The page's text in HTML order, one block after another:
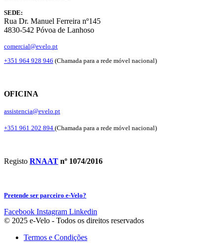
SEDE:
Rua Dr. Manuel Ferreira nº145
4830-542 Póvoa de Lanhoso
comercial@evelo.pt
+351 964 928 946 (Chamada para a rede móvel nacional)
OFICINA
assistencia@evelo.pt
+351 961 202 894 (Chamada para a rede móvel nacional)
Registo RNAAT nº 1074/2016
Pretende ser parceiro e-Velo?
Facebook Instagram Linkedin
© 2025 e-Velo - Todos os direitos reservados
Termos e Condições